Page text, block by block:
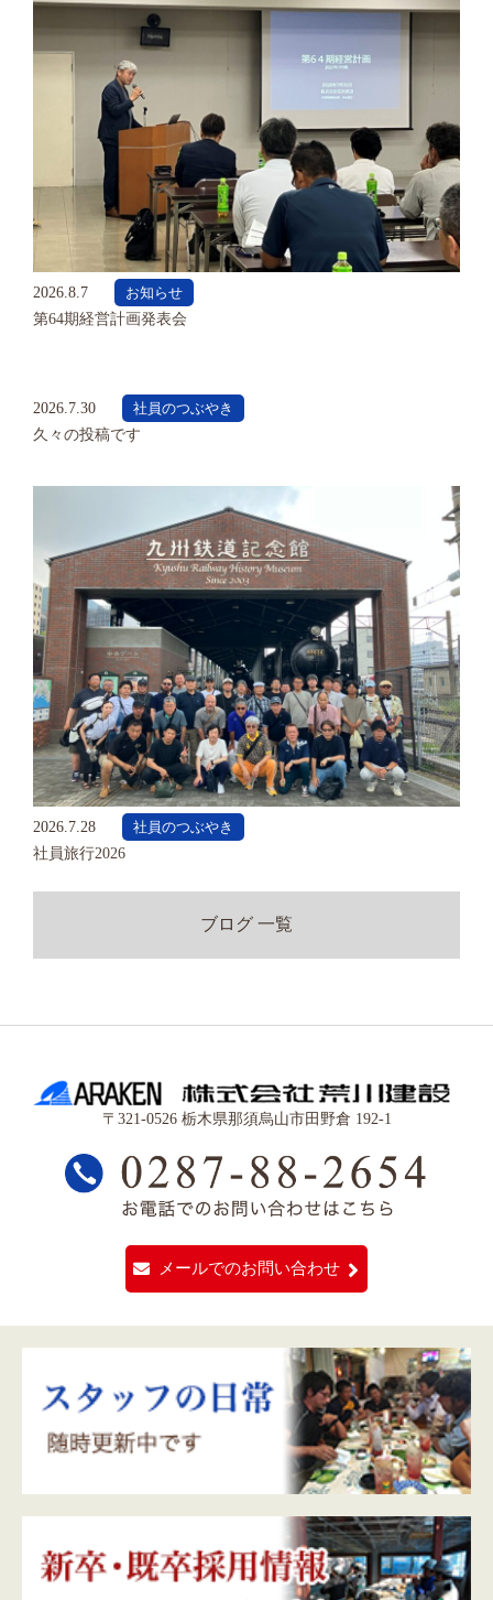
2026.8.7
お知らせ
第64期経営計画発表会
2026.7.30
社員のつぶやき
久々の投稿です
2026.7.28
社員のつぶやき
社員旅行2026
ブログ 一覧
〒321-0526 栃木県那須烏山市田野倉 192-1
メールでのお問い合わせ